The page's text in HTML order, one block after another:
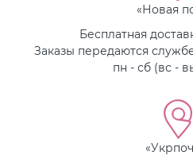
«Новая
Бесплатная
Заказы передаются
пн - сб (вс -